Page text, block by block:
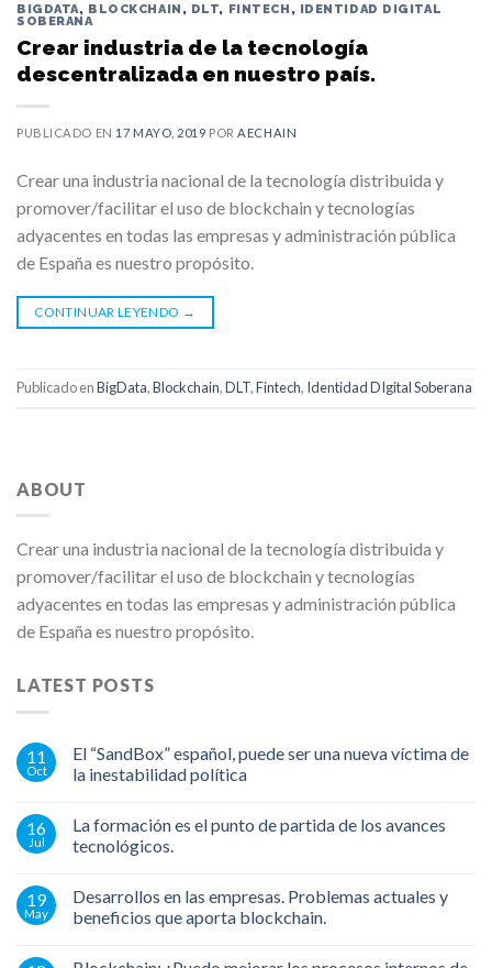
BIGDATA, BLOCKCHAIN , DLT, FINTECH , IDENTIDAD DIGITAL
SOBERANA
Crear industria de la tecnología
descentralizada en nuestro país.
PUBLICADO EN 17 MAYO, 2019 PORAECHAIN
Crear una industria nacional de la tecnología distribuida y
promover/facilitar el uso de blockchain y tecnologías
adyacentes en todas las empresas y administración pública
de España es nuestro propósito.
CONTINUAR LEYENDO →
Publicado enBigData,Blockchain,DLT,Fintech, Identidad DIgital Soberana
ABOUT
Crear una industria nacional de la tecnología distribuida y
promover/facilitar el uso de blockchain y tecnologías
adyacentes en todas las empresas y administración pública
de España es nuestro propósito.
LATEST POSTS
11
Oct
El “SandBox” español, puede ser una nueva víctima de
la inestabilidad política
16
Jul
La formación es el punto de partida de los avances
tecnológicos.
19
May
Desarrollos en las empresas. Problemas actuales y
beneficios que aporta blockchain.